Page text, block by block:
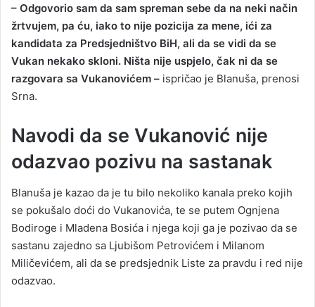
– Odgovorio sam da sam spreman sebe da na neki način
žrtvujem, pa ću, iako to nije pozicija za mene, ići za
kandidata za Predsjedništvo BiH, ali da se vidi da se
Vukan nekako skloni. Ništa nije uspjelo, čak ni da se
razgovara sa Vukanovićem – ispričao je Blanuša, prenosi
Srna.
Navodi da se Vukanović nije
odazvao pozivu na sastanak
Blanuša je kazao da je tu bilo nekoliko kanala preko kojih
se pokušalo doći do Vukanovića, te se putem Ognjena
Bodiroge i Mladena Bosića i njega koji ga je pozivao da se
sastanu zajedno sa Ljubišom Petrovićem i Milanom
Miličevićem, ali da se predsjednik Liste za pravdu i red nije
odazvao.